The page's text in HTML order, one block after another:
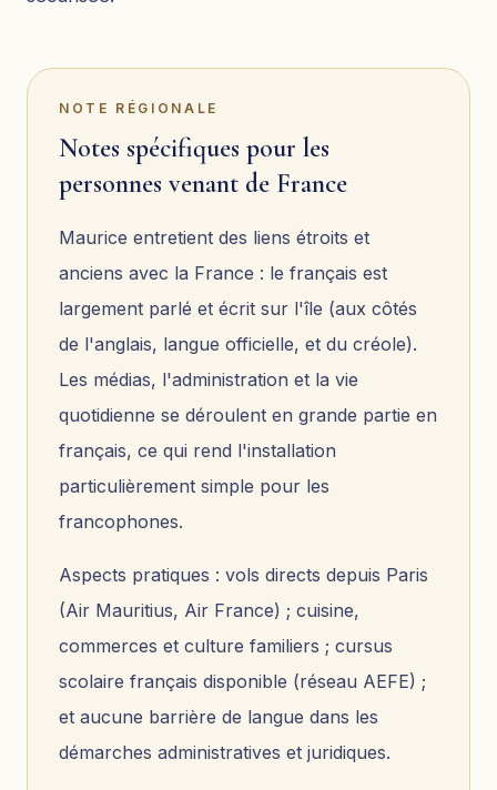
NOTE RÉGIONALE
Notes spécifiques pour les
personnes venant de France
Maurice entretient des liens étroits et
anciens avec la France : le français est
largement parlé et écrit sur l'île (aux côtés
de l'anglais, langue officielle, et du créole).
Les médias, l'administration et la vie
quotidienne se déroulent en grande partie en
français, ce qui rend l'installation
particulièrement simple pour les
francophones.
Aspects pratiques : vols directs depuis Paris
(Air Mauritius, Air France) ; cuisine,
commerces et culture familiers ; cursus
scolaire français disponible (réseau AEFE) ;
et aucune barrière de langue dans les
démarches administratives et juridiques.